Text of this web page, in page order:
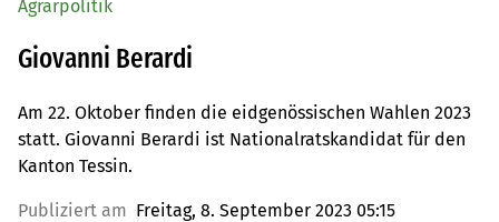
Agrarpolitik
Giovanni Berardi
Am 22. Oktober finden die eidgenössischen Wahlen 2023
statt. Giovanni Berardi ist Nationalratskandidat für den
Kanton Tessin.
Publiziert am Freitag, 8. September 2023 05:15